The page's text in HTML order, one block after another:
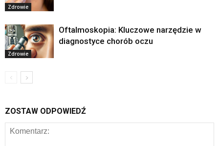
Zdrowie
Zdrowie
Oftalmoskopia: Kluczowe narzędzie w
diagnostyce chorób oczu
ZOSTAW ODPOWIEDŹ